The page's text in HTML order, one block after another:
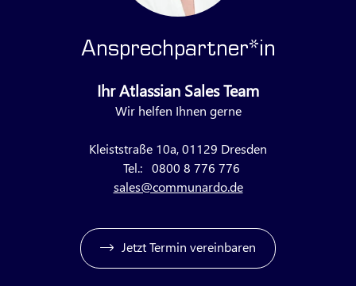
Ansprechpartner*in
Ihr Atlassian Sales Team
Wir helfen Ihnen gerne
Kleiststraße 10a, 01129 Dresden
Tel.: 0800 8 776 776
sales@communardo.de
Jetzt Termin vereinbaren